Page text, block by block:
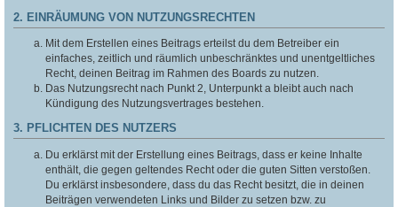
2. EINRÄUMUNG VON NUTZUNGSRECHTEN
Mit dem Erstellen eines Beitrags erteilst du dem Betreiber ein
einfaches, zeitlich und räumlich unbeschränktes und unentgeltliches
Recht, deinen Beitrag im Rahmen des Boards zu nutzen.
Das Nutzungsrecht nach Punkt 2, Unterpunkt a bleibt auch nach
Kündigung des Nutzungsvertrages bestehen.
3. PFLICHTEN DES NUTZERS
Du erklärst mit der Erstellung eines Beitrags, dass er keine Inhalte
enthält, die gegen geltendes Recht oder die guten Sitten verstoßen.
Du erklärst insbesondere, dass du das Recht besitzt, die in deinen
Beiträgen verwendeten Links und Bilder zu setzen bzw. zu